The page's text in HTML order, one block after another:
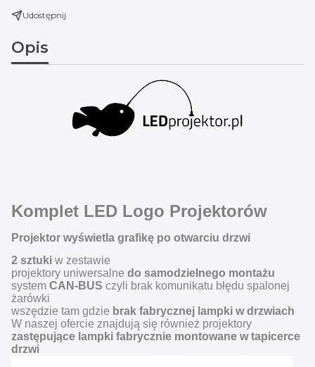
Udostępnij
Opis
Komplet LED Logo Projektorów
Projektor wyświetla grafikę po otwarciu drzwi
2 sztuki w zestawie
projektory uniwersalne do samodzielnego montażu
system CAN-BUS czyli brak komunikatu błędu spalonej
żarówki
wszędzie tam gdzie brak fabrycznej lampki w drzwiach
W naszej ofercie znajdują się również projektory
zastępujące lampki fabrycznie montowane w tapicerce
drzwi